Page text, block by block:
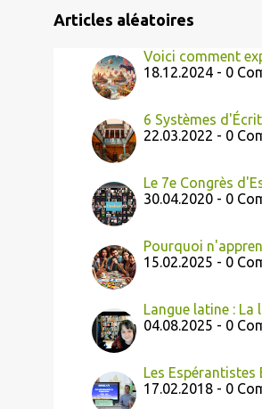
Articles aléatoires
Voici comment
18.12.2024 - 0
6 Systèmes
22.03.2022 - 0
Le 7e Congrès
30.04.2020 - 0
Pourquoi
15.02.2025 - 0
Langue latine : La
04.08.2025 - 0
Les Espérantistes
17.02.2018 - 0